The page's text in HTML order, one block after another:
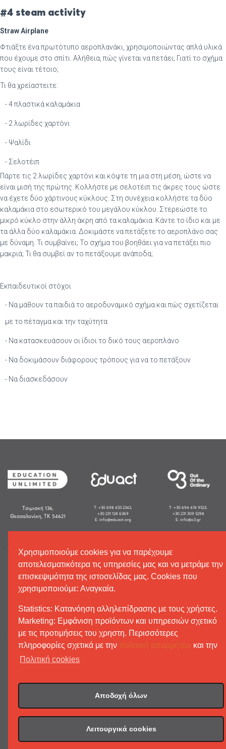
#4 steam activity
Straw Airplane
Φτιάξτε ένα πρωτότυπο αεροπλανάκι, χρησιμοποιώντας απλά υλικά
που έχουμε στο σπίτι. Αλήθεια, πώς γίνεται να πετάει; Γιατί το σχήμα
τους είναι τέτοιο;
Τι θα χρείαστειτε:
- 4 πλαστικά καλαμάκια
- 2 λωρίδες χαρτόνι
- Ψαλίδι
- Σελοτέιπ
Πάρτε τις 2 λωρίδες χαρτόνι και κόψτε τη μια στη μέση, ώστε να
είναι μισή της πρώτης. Κολλήστε με σελοτέιπ τις άκρες τους ώστε
να έχετε δύο χάρτινους κύκλους. Στη συνέχεια κολλήστε τα δύο
καλαμάκια στο εσωτερικό του μεγάλου κύκλου. Στερεώστε το
μικρό κύκλο στην άλλη άκρη από τα καλαμάκια. Κάντε το ίδιο και με
τα άλλα δύο καλαμάκια. Δοκιμάστε να πετάξετε το αεροπλάνο σας
με δύναμη. Τι συμβαίνει; Το σχήμα του βοηθάει για να πετάξει πιο
μακριά; Τι θα συμβεί αν το πετάξουμε ανάποδα;
Εκπαιδευτικοί στόχοι
- Να μάθουν τα παιδιά το αεροδυναμικό σχήμα και πώς σχετίζεται
με το πέταγμα και την ταχύτητα
- Να κατασκευάσουν οι ίδιοι το δικό τους αεροπλάνο
- Να δοκιμάσουν διάφορους τρόπους για να το πετάξουν
- Να διασκεδάσουν
Tσιμισκή 136,
Θεσσαλονίκη, ΤΚ 54621
Τ: +30 698 433 2342,
+30 231 128 6369
E: info@eduact.org
Τ: +30 694 474 9523,
+30 231 309 5298
E: info@o3.gr
GO SOCIAL
OPERATIONAL PARTNERS
Χρησιμοποιούμε cookies για να παρέχουμε
αποτελεσματικότερα τις υπηρεσίες μας και να μετράμε την
επισκεψιμότητα της ιστοσελίδας μας. Cookies που
χρησιμοποιούμε: Αναγκαία.
Statistics: Kατανόηση αλληλεπίδρασης με τους χρήστες.
Μarketing: Eμφάνιση προϊόντων και υπηρεσιών σχετικό
με τις προτιμήσεις του χρηστη. Περισσότερες
πληροφορίες σχετικά με την πολιτική απορρήτου και την
Πολιτική cookies
Αποδοχή όλων
Λειτουργικά cookies